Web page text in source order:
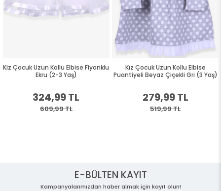
Kiz Çocuk Uzun Kollu Elbise Fiyonklu
Ekru (2-3 Yaş)
324,99 TL
609,99 TL
Kız Çocuk Uzun Kollu Elbise
Puantiyeli Beyaz Çiçekli Gri (3 Yaş)
279,99 TL
519,99 TL
E-BÜLTEN KAYIT
Kampanyalarımızdan haber almak için kayıt olun!